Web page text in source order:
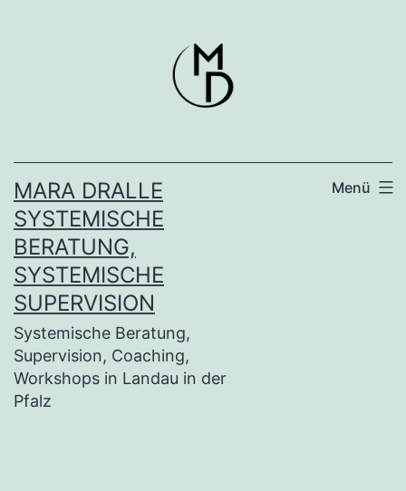
MARA DRALLE
SYSTEMISCHE
BERATUNG,
SYSTEMISCHE
SUPERVISION
Systemische Beratung,
Supervision, Coaching,
Workshops in Landau in der
Pfalz
Menü